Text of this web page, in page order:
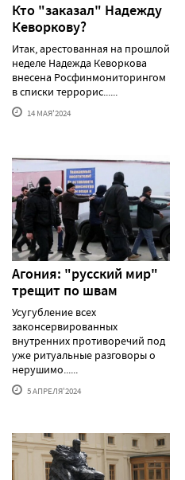
Кто "заказал" Надежду
Кеворкову?
Итак, арестованная на прошлой
неделе Надежда Кеворкова
внесена Росфинмониторингом
в списки террорис......
14 МАЯ'2024
Агония: "русский мир"
трещит по швам
Усугубление всех
законсервированных
внутренних противоречий под
уже ритуальные разговоры о
нерушимо......
5 АПРЕЛЯ'2024